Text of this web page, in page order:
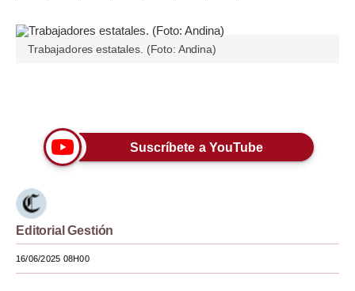
Opinión
Blogs
Lujo
Viajes
Moda
Trabajadores estatales. (Foto: Andina)
Suscríbete a YouTube
Editorial Gestión
16/06/2025 08H00